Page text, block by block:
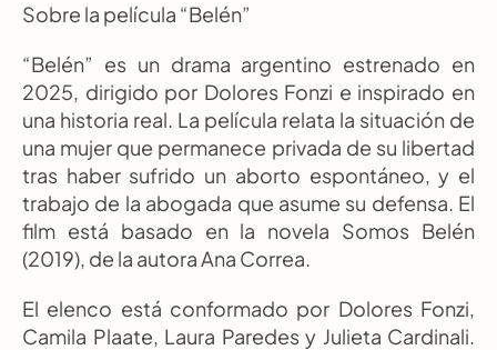
Sobre la película “Belén”
“Belén” es un drama argentino estrenado en
2025, dirigido por Dolores Fonzi e inspirado en
una historia real. La película relata la situación de
una mujer que permanece privada de su libertad
tras haber sufrido un aborto espontáneo, y el
trabajo de la abogada que asume su defensa. El
film está basado en la novela Somos Belén
(2019), de la autora Ana Correa.
El elenco está conformado por Dolores Fonzi,
Camila Plaate, Laura Paredes y Julieta Cardinali.